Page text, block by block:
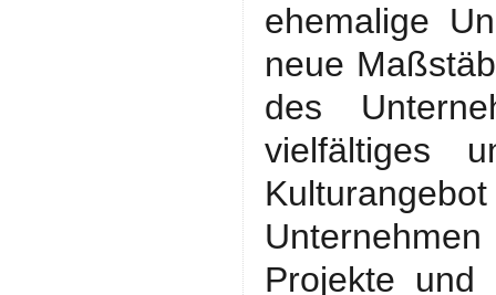
ehemalige
neue
des
vielfältiges
Projekte